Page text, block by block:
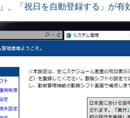
、「祝日を自動登録する」が有